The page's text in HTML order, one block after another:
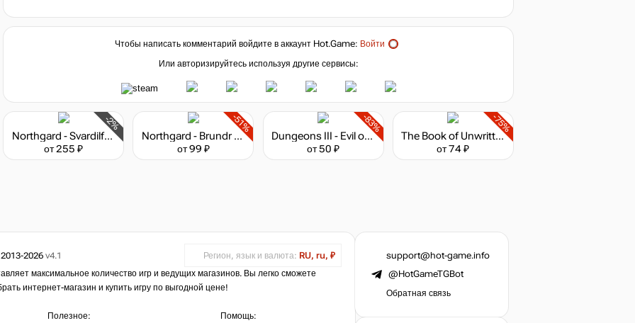
Чтобы написать комментарий войдите в аккаунт Hot.Game: Войти
Или авторизируйтесь используя другие сервисы:
-2%
Northgard - Svardilfari, Clan of the Horse
от 255 ₽
-51%
Northgard - Brundr & Kaelinn, Clan of the Lynx
от 99 ₽
-83%
Dungeons III - Evil of the Caribbean
от 50 ₽
-75%
The Book of Unwritten Tales
от 74 ₽
2026 v4.1 Регион, язык и валюта: RU, ru, ₽
максимальное количество игр и ведущих магазинов. Вы легко сможете
интернет-магазин и купить игру по выгодной цене!
Полезное: Помощь:
support@hot-game.info
@HotGameTGBot
Обратная связь